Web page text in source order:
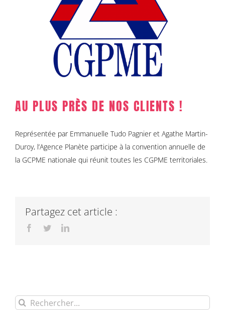
AU PLUS PRÈS DE NOS CLIENTS !
Représentée par Emmanuelle Tudo Pagnier et Agathe Martin-
Duroy, l’Agence Planète participe à la convention annuelle de
la GCPME nationale qui réunit toutes les CGPME territoriales.
Partagez cet article :
Facebook
TwitterLinkedIn
Rechercher: